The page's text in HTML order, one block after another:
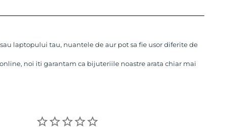
laptopului tau, nuantele de aur pot sa fie usor diferite de
noi iti garantam ca bijuteriile noastre arata chiar mai